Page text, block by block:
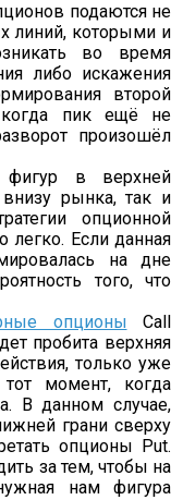
подаются не
линий, которыми и
во время
либо искажения
второй
пик ещё не
произошёл
фигур в верхней
рынка, так и
опционной
легко. Если данная
на дне
того, что
опционы Call
пробита верхняя
только уже
момент, когда
В данном случае,
грани сверху
опционы Put.
за тем, чтобы на
нам фигура